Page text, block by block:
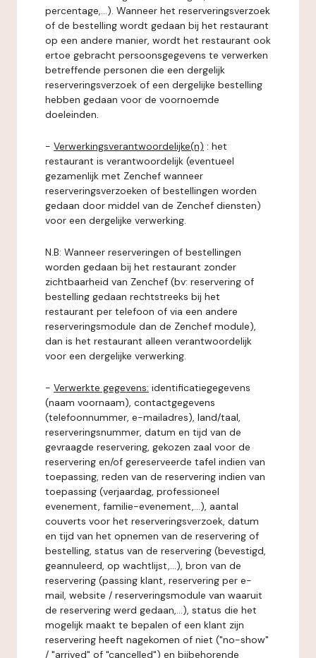
percentage,...). Wanneer het reserveringsverzoek
of de bestelling wordt gedaan bij het restaurant
op een andere manier, wordt het restaurant ook
ertoe gebracht persoonsgegevens te verwerken
betreffende personen die een dergelijk
reserveringsverzoek of een dergelijke bestelling
hebben gedaan voor de voornoemde
doeleinden.
- Verwerkingsverantwoordelijke(n) : het
restaurant is verantwoordelijk (eventueel
gezamenlijk met Zenchef wanneer
reserveringsverzoeken of bestellingen worden
gedaan door middel van de Zenchef diensten)
voor een dergelijke verwerking.
N.B: Wanneer reserveringen of bestellingen
worden gedaan bij het restaurant zonder
zichtbaarheid van Zenchef (bv: reservering of
bestelling gedaan rechtstreeks bij het
restaurant per telefoon of via een andere
reserveringsmodule dan de Zenchef module),
dan is het restaurant alleen verantwoordelijk
voor een dergelijke verwerking.
- Verwerkte gegevens: identificatiegegevens
(naam voornaam), contactgegevens
(telefoonnummer, e-mailadres), land/taal,
reserveringsnummer, datum en tijd van de
gevraagde reservering, gekozen zaal voor de
reservering en/of gereserveerde tafel indien van
toepassing, reden van de reservering indien van
toepassing (verjaardag, professioneel
evenement, familie-evenement,...), aantal
couverts voor het reserveringsverzoek, datum
en tijd van het opnemen van de reservering of
bestelling, status van de reservering (bevestigd,
geannuleerd, op wachtlijst,...), bron van de
reservering (passing klant, reservering per e-
mail, website / reserveringsmodule van waaruit
de reservering werd gedaan,...), status die het
mogelijk maakt te bepalen of een klant zijn
reservering heeft nagekomen of niet ("no-show"
/ "arrived" of "cancelled") en bijbehorende